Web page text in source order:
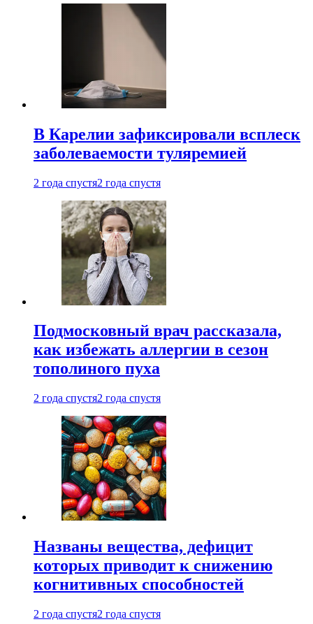
В Карелии зафиксировали всплеск
заболеваемости туляремией
2 года спустя2 года спустя
Подмосковный врач рассказала,
как избежать аллергии в сезон
тополиного пуха
2 года спустя2 года спустя
Названы вещества, дефицит
которых приводит к снижению
когнитивных способностей
2 года спустя2 года спустя